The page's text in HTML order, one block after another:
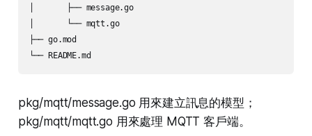
│       ├── message.go
│       └── mqtt.go
├── go.mod
pkg/mqtt/message.go 用來建立訊息的模型；
pkg/mqtt/mqtt.go 用來處理 MQTT 客戶端。